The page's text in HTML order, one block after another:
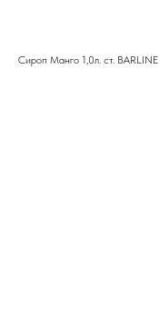
Сироп Манго 1,0л. ст. BARLINE